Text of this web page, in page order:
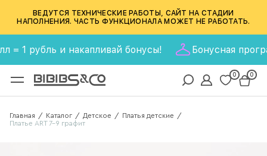
ВЕДУТСЯ ТЕХНИЧЕСКИЕ РАБОТЫ, САЙТ НА СТАДИИ
НАПОЛНЕНИЯ. ЧАСТЬ ФУНКЦИОНАЛА МОЖЕТ НЕ РАБОТАТЬ.
рубль и накапливай бонусы! Бонусная
0 0
Главная / Каталог / Детское / Платья детские /
Платье ART 7-9 графит